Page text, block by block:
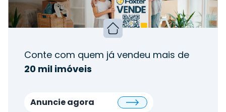
Conte com quem já vendeu mais de
20 mil imóveis
Anuncie agora